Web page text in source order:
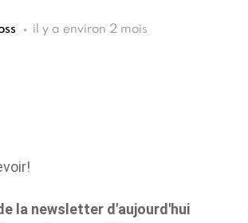
il y a environ 2 mois
la newsletter d'aujourd'hui